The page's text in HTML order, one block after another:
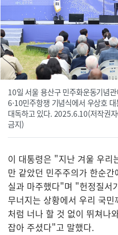
10일 서울 용산구 민주화운동기념
6·10민주항쟁 기념식에서 우상호
대독하고 있다. 2025.6.10(저작권
금지)
이 대통령은 "지난 겨울 우리
만 같았던 민주주의가 한순
실과 마주했다"며 "헌정질서
무너지는 상황에서 우리 국
처럼 너나 할 것 없이 뛰쳐나
잡아 주셨다"고 말했다.